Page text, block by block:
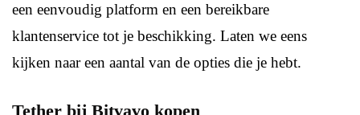
een eenvoudig platform en een bereikbare
klantenservice tot je beschikking. Laten we eens
kijken naar een aantal van de opties die je hebt.
Tether bij Bitvavo kopen